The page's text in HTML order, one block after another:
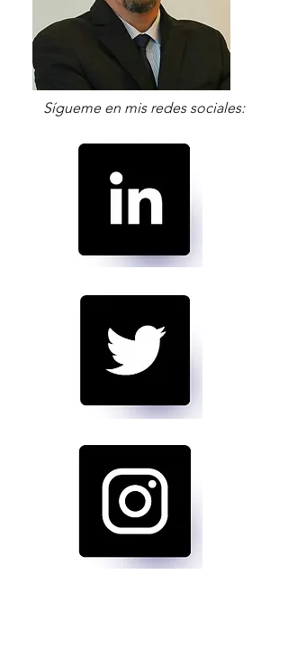
Sígueme en mis redes sociales: